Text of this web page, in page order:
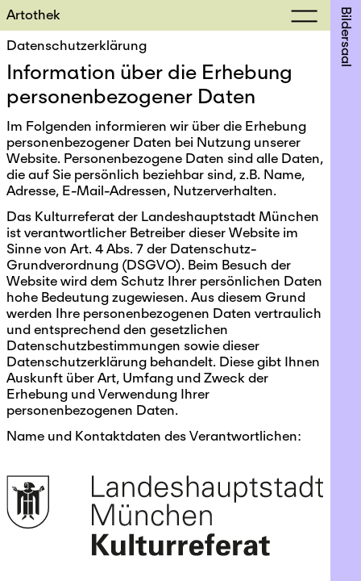
Artothek Bildersaal
Datenschutzerklärung
Information über die Erhebung
personenbezogener Daten
Im Folgenden informieren wir über die Erhebung
personenbezogener Daten bei Nutzung unserer
Website. Personenbezogene Daten sind alle Daten,
die auf Sie persönlich beziehbar sind, z.B. Name,
Adresse, E-Mail-Adressen, Nutzerverhalten.
Das Kulturreferat der Landeshauptstadt München
ist verantwortlicher Betreiber dieser Website im
Sinne von Art. 4 Abs. 7 der Datenschutz-
Grundverordnung (DSGVO). Beim Besuch der
Website wird dem Schutz Ihrer persönlichen Daten
hohe Bedeutung zugewiesen. Aus diesem Grund
werden Ihre personenbezogenen Daten vertraulich
und entsprechend den gesetzlichen
Datenschutzbestimmungen sowie dieser
Datenschutzerklärung behandelt. Diese gibt Ihnen
Auskunft über Art, Umfang und Zweck der
Erhebung und Verwendung Ihrer
personenbezogenen Daten.
Name und Kontaktdaten des Verantwortlichen: